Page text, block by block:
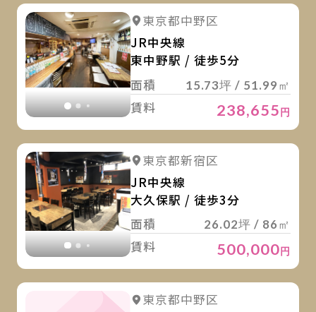
詳細を見る
東京都中野区
JR中央線
東中野駅 / 徒歩5分
面積
15.73坪 / 51.99㎡
賃料 238,655円
詳細を見る
東京都新宿区
JR中央線
大久保駅 / 徒歩3分
面積
26.02坪 / 86㎡
賃料 500,000円
東京都中野区